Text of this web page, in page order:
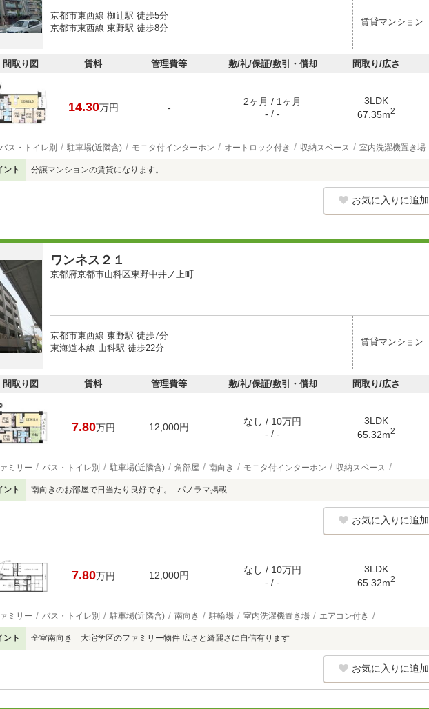
京都市東西線 椥辻駅 徒歩5分
京都市東西線 東野駅 徒歩8分
賃貸マンション
間取り図 賃料 管理費等 敷/礼/保証/敷引・償却 間取り/広さ
14.30万円 -
2ヶ月 / 1ヶ月
- / -
3LDK
67.35m2
バス・トイレ別 駐車場(近隣含) モニタ付インターホン オートロック付き 収納スペース 室内洗濯機置き場
ント 分譲マンションの賃貸になります。
お気に入りに追加
ワンネス２１
京都府京都市山科区東野中井ノ上町
京都市東西線 東野駅 徒歩7分
東海道本線 山科駅 徒歩22分
賃貸マンション
間取り図 賃料 管理費等 敷/礼/保証/敷引・償却 間取り/広さ
7.80万円 12,000円
なし / 10万円
- / -
3LDK
65.32m2
ミリー バス・トイレ別 駐車場(近隣含) 角部屋 南向き モニタ付インターホン 収納スペース
ント 南向きのお部屋で日当たり良好です。--パノラマ掲載--
お気に入りに追加
7.80万円 12,000円
なし / 10万円
- / -
3LDK
65.32m2
ミリー バス・トイレ別 駐車場(近隣含) 南向き 駐輪場 室内洗濯機置き場 エアコン付き
ント 全室南向き 大宅学区のファミリー物件 広さと綺麗さに自信有ります
お気に入りに追加